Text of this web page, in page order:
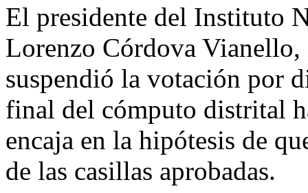
El presidente del Instituto
Lorenzo Córdova Vianello,
suspendió la votación por
final del cómputo distrital
encaja en la hipótesis de
de las casillas aprobadas.